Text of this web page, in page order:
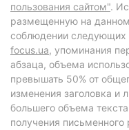
пользования сайтом".
размещенную на
соблюдении следующих
focus.ua, упоминания
абзаца, объема
превышать 50% от
изменения заголовка и
большего объема
получения